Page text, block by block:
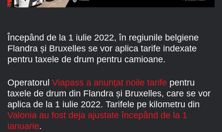
Începând de la 1 iulie 2022, în regiunile belgiene
Flandra și Bruxelles se vor aplica tarife indexate
pentru taxele de drum pentru camioane.
Operatorul Viapass a anunțat noile tarife pentru
taxele de drum din Flandra și Bruxelles, care se vor
aplica de la 1 iulie 2022. Tarifele pe kilometru din
Valonia au fost deja ajustate începând de la 1
ianuarie.